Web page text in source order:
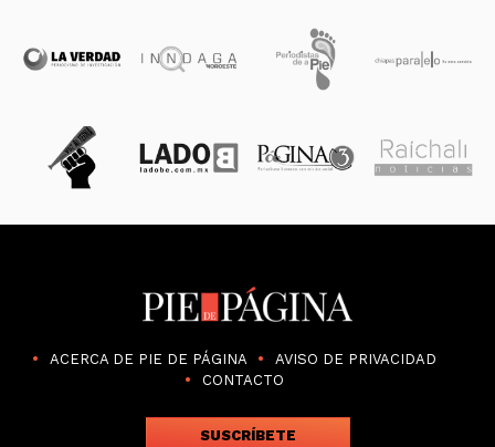
ACERCA DE PIE DE PÁGINA
AVISO DE PRIVACIDAD
CONTACTO
SUSCRÍBETE